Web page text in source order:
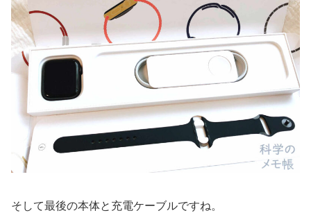
そして最後の本体と充電ケーブルですね。